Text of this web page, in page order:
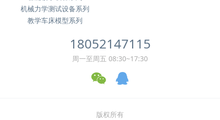
机械力学测试设备系列
教学车床模型系列
18052147115
周一至周五 08:30~17:30
版权所有